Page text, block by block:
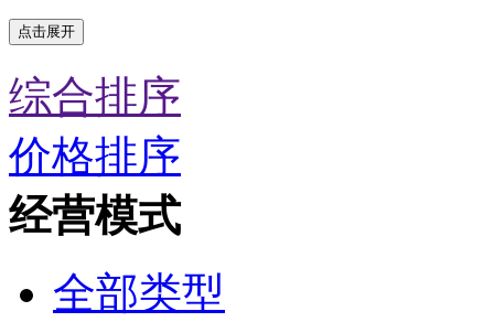
点击展开
综合排序
价格排序
经营模式
全部类型